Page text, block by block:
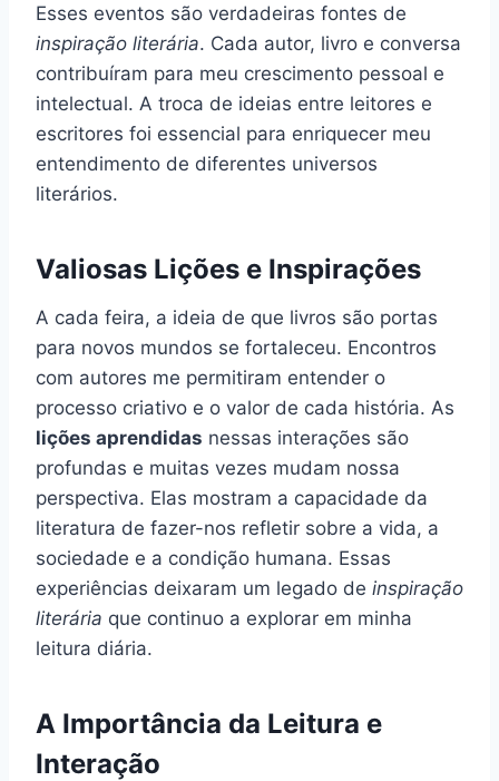
Esses eventos são verdadeiras fontes de
inspiração literária. Cada autor, livro e conversa
contribuíram para meu crescimento pessoal e
intelectual. A troca de ideias entre leitores e
escritores foi essencial para enriquecer meu
entendimento de diferentes universos
literários.
Valiosas Lições e Inspirações
A cada feira, a ideia de que livros são portas
para novos mundos se fortaleceu. Encontros
com autores me permitiram entender o
processo criativo e o valor de cada história. As
lições aprendidas nessas interações são
profundas e muitas vezes mudam nossa
perspectiva. Elas mostram a capacidade da
literatura de fazer-nos refletir sobre a vida, a
sociedade e a condição humana. Essas
experiências deixaram um legado de inspiração
literária que continuo a explorar em minha
leitura diária.
A Importância da Leitura e
Interação